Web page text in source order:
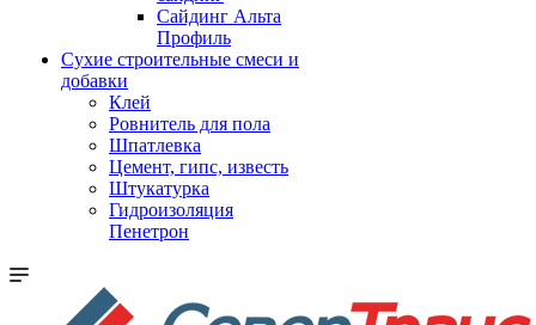
Сайдинг Альта
Профиль
Сухие строительные смеси и
добавки
Клей
Ровнитель для пола
Шпатлевка
Цемент, гипс, известь
Штукатурка
Гидроизоляция
Пенетрон